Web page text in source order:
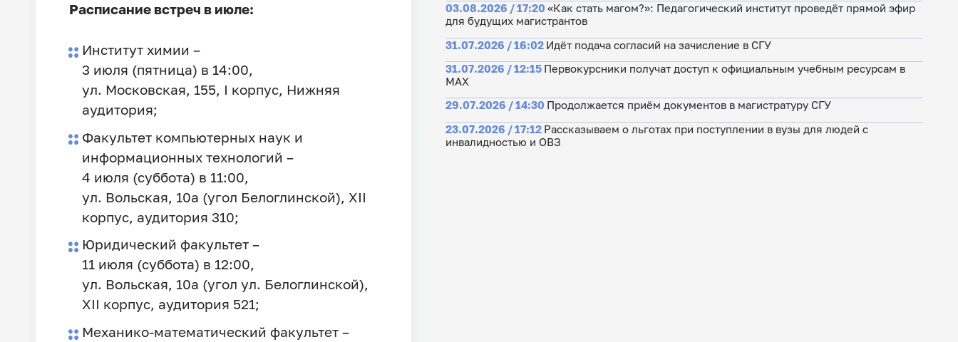
Расписание встреч в июле:
Институт химии –
3 июля (пятница) в 14:00,
ул. Московская, 155, I корпус, Нижняя
аудитория;
Факультет компьютерных наук и
информационных технологий –
4 июля (суббота) в 11:00,
ул. Вольская, 10а (угол Белоглинской), XII
корпус, аудитория 310;
Юридический факультет –
11 июля (суббота) в 12:00,
ул. Вольская, 10а (угол ул. Белоглинской),
XII корпус, аудитория 521;
Механико-математический факультет –
03.08.2026 / 17:20 «Как стать магом?»: Педагогический институт проведёт прямой эфир
для будущих магистрантов
31.07.2026 / 16:02 Идёт подача согласий на зачисление в СГУ
31.07.2026 / 12:15 Первокурсники получат доступ к официальным учебным ресурсам в
МАХ
29.07.2026 / 14:30 Продолжается приём документов в магистратуру СГУ
23.07.2026 / 17:12 Рассказываем о льготах при поступлении в вузы для людей с
инвалидностью и ОВЗ